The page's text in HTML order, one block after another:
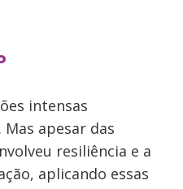
intensas
apesar das
resiliência e a
aplicando essas